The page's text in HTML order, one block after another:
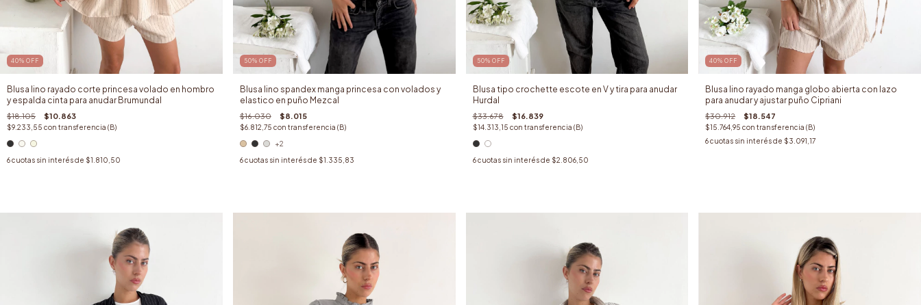
40% OFF
Blusa lino rayado corte princesa volado en hombro
y espalda cinta para anudar Brumundal
$18.105 $10.863
$9.233,55 con transferencia (B)
6cuotas sin interés de $1.810,50
50% OFF
Blusa lino spandex manga princesa con volados y
elastico en puño Mezcal
$16.030 $8.015
$6.812,75 con transferencia (B)
+2
6cuotas sin interés de $1.335,83
50% OFF
Blusa tipo crochette escote en V y tira para anudar
Hurdal
$33.678 $16.839
$14.313,15 con transferencia (B)
6 cuotas sin interés de $2.806,50
40%OFF
Blusa lino rayado manga globo abierta con lazo
para anudar y ajustar puño Cipriani
$30.912 $18.547
$15.764,95con transferencia (B)
6cuotas sin interés de $3.091,17